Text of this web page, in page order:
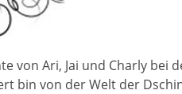
von Ari, Jai und Charly
bin von der Welt der